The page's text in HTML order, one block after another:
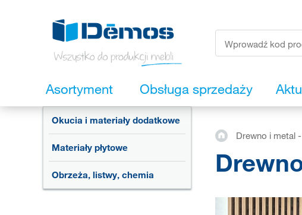
Asortyment Obsługa sprzedaży
Okucia i materiały dodatkowe
Materiały płytowe
Obrzeża, listwy, chemia
Drewno i metal